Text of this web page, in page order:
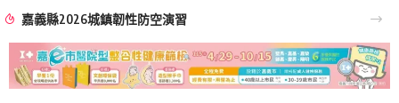
嘉義縣2026城鎮韌性防空演習